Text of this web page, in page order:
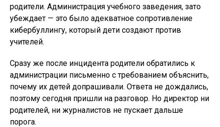
родители. Администрация учебного заведения, зато
убеждает — это было адекватное сопротивление
кибербуллингу, который дети создают против
учителей.
Сразу же после инцидента родители обратились к
администрации письменно с требованием объяснить,
почему их детей допрашивали. Ответа не дождались,
поэтому сегодня пришли на разговор. Но директор ни
родителей, ни журналистов не пускает дальше
порога.